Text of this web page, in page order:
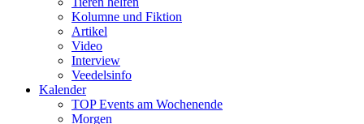
Kolumne und Fiktion
Artikel
Video
Interview
Veedelsinfo
Kalender
TOP Events am Wochenende
Morgen